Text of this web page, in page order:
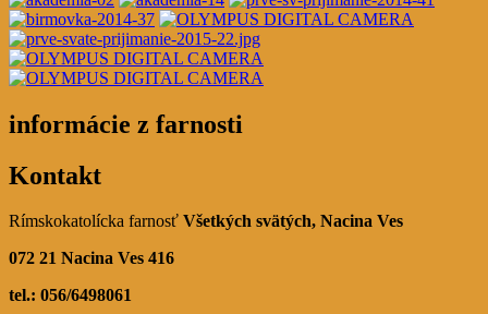
informácie z farnosti
Kontakt
Rímskokatolícka farnosť Všetkých svätých, Nacina Ves
072 21 Nacina Ves 416
tel.: 056/6498061